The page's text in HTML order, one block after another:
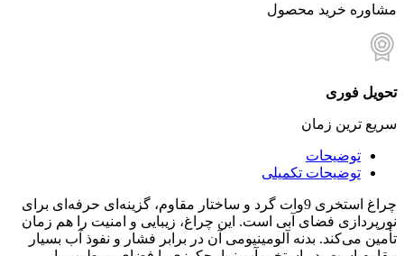
مشاوره خرید محصول
تحویل فوری
سریع ترین زمان
توضیحات
توضیحات تکمیلی
چراغ استخری 9وات گرد و ساختار مقاوم، گزینه‌ای حرفه‌ای برای
نورپردازی فضای آبی است. این چراغ، زیبایی و امنیت را هم‌ زمان
تأمین می‌کند. بدنه آلومینیومی آن در برابر فشار و نفوذ آب بسیار